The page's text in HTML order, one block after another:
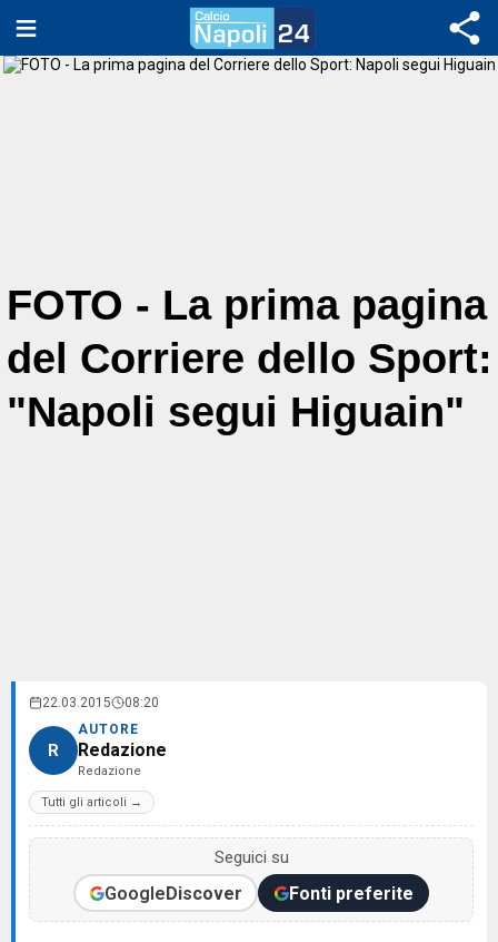
FOTO - La prima pagina
del Corriere dello Sport:
"Napoli segui Higuain"
22.03.2015 08:20
R
AUTORE
Redazione
Redazione
Tutti gli articoli →
Seguici su
GoogleDiscover Fonti preferite